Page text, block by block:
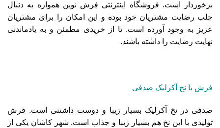
برخوردار است. فروشگاه اینترنتی فرش نوین همواره به دنبال
جلب رضایت مشتریان خود بوده و این امکان را برای مشتریان
عزیز به وجود آورده است. تا از خریدی مطمئن و به یادماندنی
نهایت رضایت را داشته باشند.
فرش با نخ آکرلیک صدفی
صدفی در نخ آکرلیک بسیار زیبا و دوست داشتنی است. فرش
تولیدی با این نخ هم بسیار زیبا و جذاب است. شهر کاشان یکی از